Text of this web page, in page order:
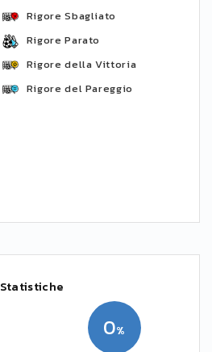
Rigore Sbagliato
Rigore Parato
Rigore della Vittoria
Rigore del Pareggio
Statistiche
0